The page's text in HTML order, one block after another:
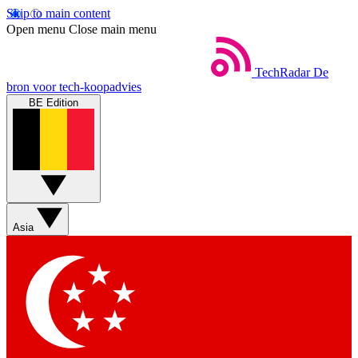
Skip to main content
Open menu Close main menu
TechRadar De
bron voor tech-koopadvies
BE Edition
Asia